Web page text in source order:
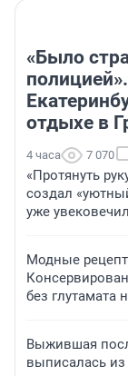
«Было
отдыхе в
4 часа 7 070
«Протянуть
создал
уже
Модные
без глутамата
Выжившая
выписалась